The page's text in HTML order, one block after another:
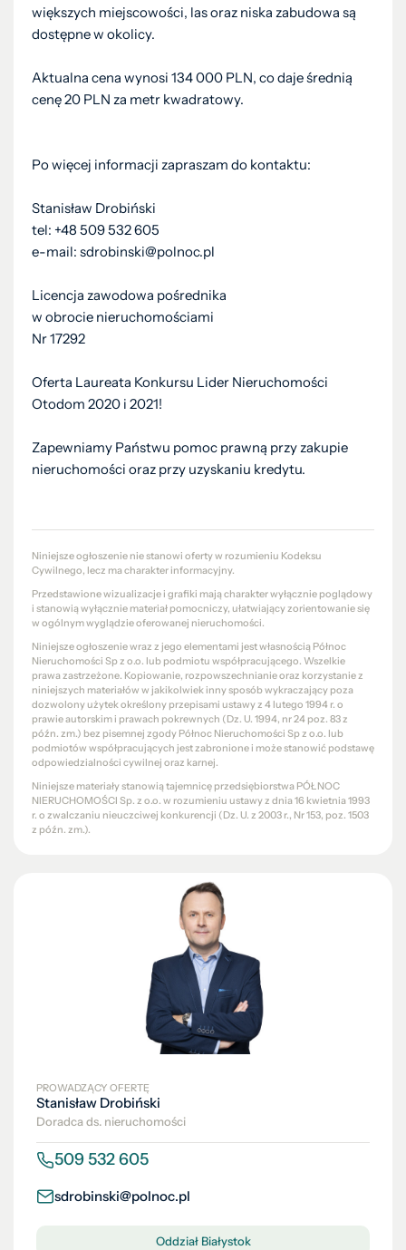
większych miejscowości, las oraz niska zabudowa są
dostępne w okolicy.
Aktualna cena wynosi 134 000 PLN, co daje średnią
cenę 20 PLN za metr kwadratowy.
Po więcej informacji zapraszam do kontaktu:
Stanisław Drobiński
tel: +48 509 532 605
e-mail: sdrobinski@polnoc.pl
Licencja zawodowa pośrednika
w obrocie nieruchomościami
Nr 17292
Oferta Laureata Konkursu Lider Nieruchomości
Otodom 2020 i 2021!
Zapewniamy Państwu pomoc prawną przy zakupie
nieruchomości oraz przy uzyskaniu kredytu.
Niniejsze ogłoszenie nie stanowi oferty w rozumieniu Kodeksu
Cywilnego, lecz ma charakter informacyjny.
Przedstawione wizualizacje i grafiki mają charakter wyłącznie poglądowy
i stanowią wyłącznie materiał pomocniczy, ułatwiający zorientowanie się
w ogólnym wyglądzie oferowanej nieruchomości.
Niniejsze ogłoszenie wraz z jego elementami jest własnością Północ
Nieruchomości Sp z o.o. lub podmiotu współpracującego. Wszelkie
prawa zastrzeżone. Kopiowanie, rozpowszechnianie oraz korzystanie z
niniejszych materiałów w jakikolwiek inny sposób wykraczający poza
dozwolony użytek określony przepisami ustawy z 4 lutego 1994 r. o
prawie autorskim i prawach pokrewnych (Dz. U. 1994, nr 24 poz. 83 z
późn. zm.) bez pisemnej zgody Północ Nieruchomości Sp z o.o. lub
podmiotów współpracujących jest zabronione i może stanowić podstawę
odpowiedzialności cywilnej oraz karnej.
Niniejsze materiały stanowią tajemnicę przedsiębiorstwa PÓŁNOC
NIERUCHOMOŚCI Sp. z o.o. w rozumieniu ustawy z dnia 16 kwietnia 1993
r. o zwalczaniu nieuczciwej konkurencji (Dz. U. z 2003 r., Nr 153, poz. 1503
z późn. zm.).
PROWADZĄCY OFERTĘ
Stanisław Drobiński
Doradca ds. nieruchomości
509 532 605
sdrobinski@polnoc.pl
Oddział Białystok